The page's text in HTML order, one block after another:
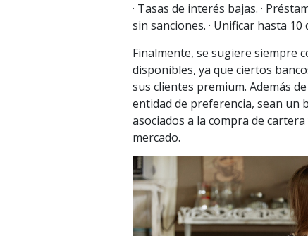
· Tasas de interés bajas. ·
sin sanciones. · Unificar hasta 10
Finalmente, se sugiere siempre
disponibles, ya que ciertos
sus clientes premium. Además
entidad de preferencia, sean un
asociados a la compra de
mercado.